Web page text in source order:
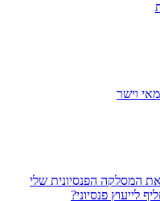
וישר
המסלקה הפנסיונית שלי
לייעוץ פנסיוני?